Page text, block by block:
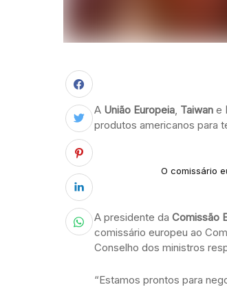
A União Europeia, Taiwan e
produtos americanos para
O comissário
A presidente da Comissão
comissário europeu ao
Conselho dos ministros
“Estamos prontos para